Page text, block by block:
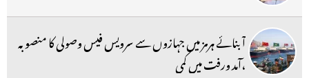
آبنائے ہرمز میں جہازوں سے سرویس فیس وصولی کا منصوبہ
،آمد ورفت میں کمی